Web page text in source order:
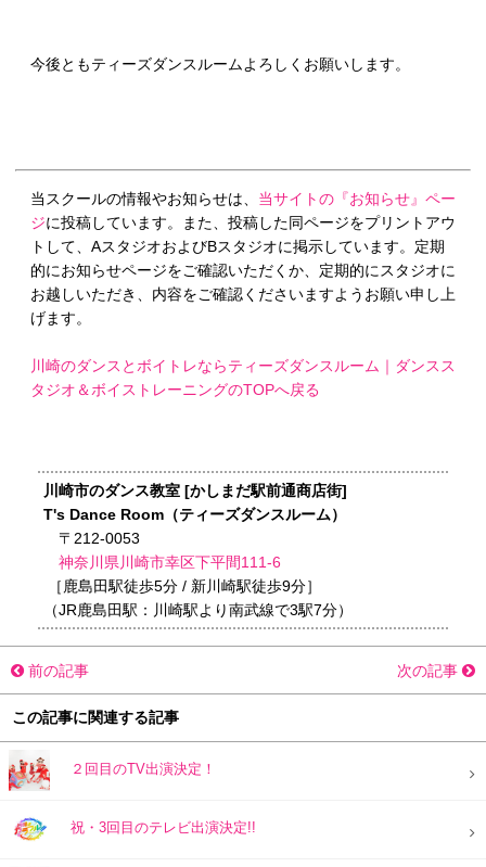
今後ともティーズダンスルームよろしくお願いします。
当スクールの情報やお知らせは、 当サイトの『お知らせ』ペー
ジに投稿しています。また、投稿した同ページをプリントアウ
トして、AスタジオおよびBスタジオに掲示しています。定期
的にお知らせページをご確認いただくか、定期的にスタジオに
お越しいただき、内容をご確認くださいますようお願い申し上
げます。
川崎のダンスとボイトレならティーズダンスルーム｜ダンスス
タジオ＆ボイストレーニングのTOPへ戻る
川崎市のダンス教室 [かしまだ駅前通商店街]
T's Dance Room（ティーズダンスルーム）
〒212-0053
神奈川県川崎市幸区下平間111-6
［鹿島田駅徒歩5分 / 新川崎駅徒歩9分］
（JR鹿島田駅：川崎駅より南武線で3駅7分）
前の記事 次の記事
この記事に関連する記事
２回目のTV出演決定！
祝・3回目のテレビ出演決定!!